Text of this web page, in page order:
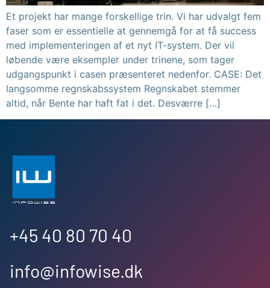
Et projekt har mange forskellige trin. Vi har udvalgt fem
faser som er essentielle at gennemgå for at få success
med implementeringen af et nyt IT-system. Der vil
løbende være eksempler under trinene, som tager
udgangspunkt i casen præsenteret nedenfor. CASE: Det
langsomme regnskabssystem Regnskabet stemmer
altid, når Bente har haft fat i det. Desværre […]
+45 40 80 70 40
info@infowise.dk